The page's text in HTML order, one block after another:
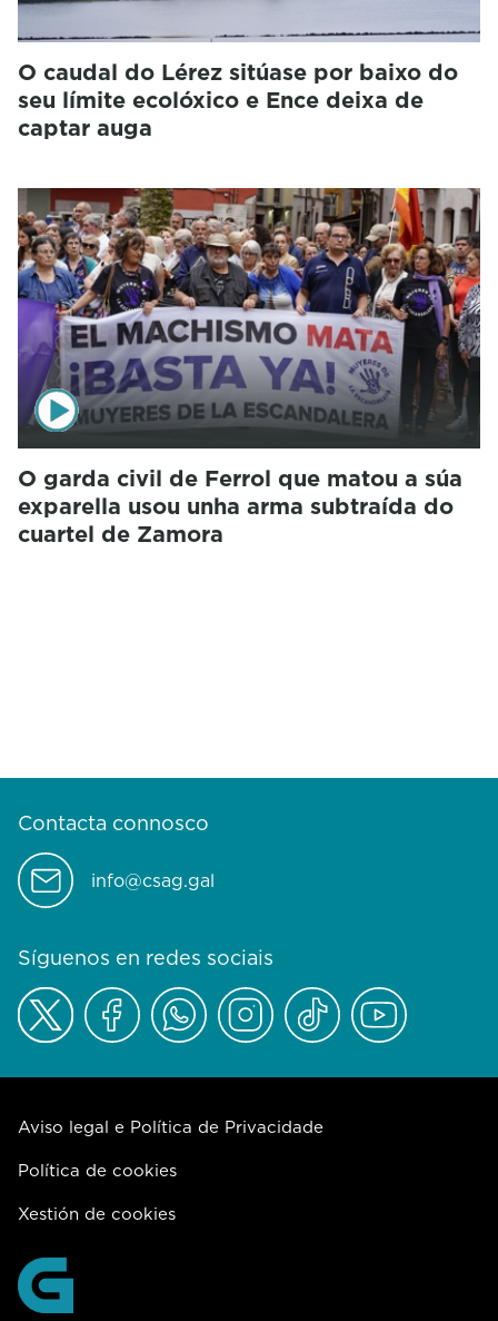
O caudal do Lérez sitúase por baixo do
seu límite ecolóxico e Ence deixa de
captar auga
O garda civil de Ferrol que matou a súa
exparella usou unha arma subtraída do
cuartel de Zamora
Contacta connosco
info@csag.gal
Síguenos en redes sociais
Aviso legal e Política de Privacidade
Política de cookies
Xestión de cookies